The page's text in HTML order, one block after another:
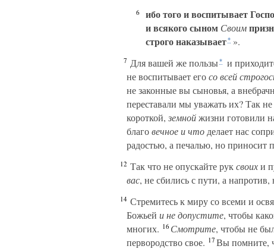
6 ибо того и воспитывает
и всякого сыном Своим
строго наказывает* ».
7 Для вашей же пользы* и
не воспитывает егосо всей
не законные вы сыновья, а
переставали мы уважать их? Так
короткой, земнойжизни готовили
благовечное и что делает нас
радостью, а печалью, но приносит
12 Так что не опускайте руксвоихи
вас, не сбились с пути, а
14 Стремитесь к миру со всеми и
Божьей и не допустите, чтобы
многих. 16 Смотрите, чтобы не
первородство свое. 17Вы помните,